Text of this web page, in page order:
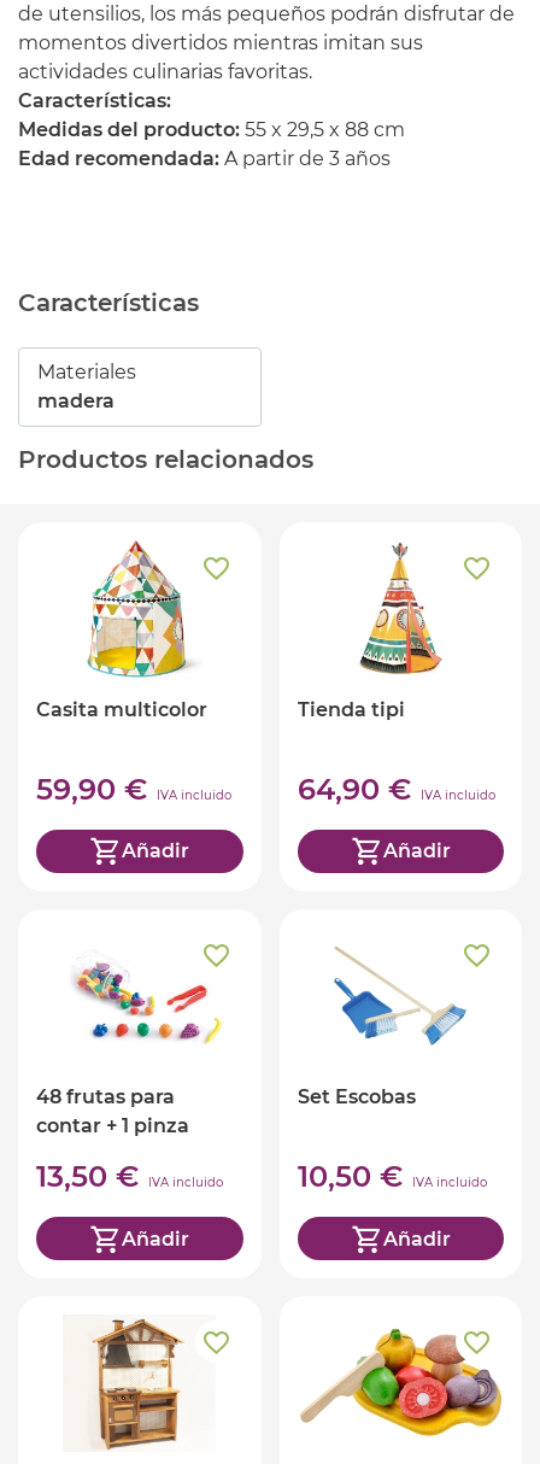
de utensilios, los más pequeños podrán disfrutar de
momentos divertidos mientras imitan sus
actividades culinarias favoritas.
Características:
Medidas del producto: 55 x 29,5 x 88 cm
Edad recomendada: A partir de 3 años
Características
Materiales
madera
Productos relacionados
Casita multicolor
59,90 € IVA incluido
Añadir
Tienda tipi
64,90 € IVA incluido
Añadir
48 frutas para
contar + 1 pinza
13,50 € IVA incluido
Añadir
Set Escobas
10,50 € IVA incluido
Añadir